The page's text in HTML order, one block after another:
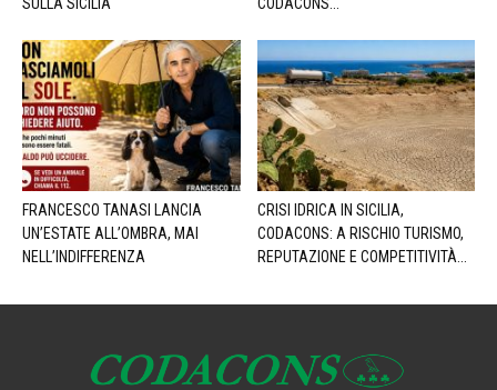
SULLA SICILIA
CODACONS...
FRANCESCO TANASI LANCIA
UN’ESTATE ALL’OMBRA, MAI
NELL’INDIFFERENZA
CRISI IDRICA IN SICILIA,
CODACONS: A RISCHIO TURISMO,
REPUTAZIONE E COMPETITIVITÀ...